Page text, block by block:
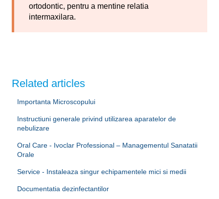
ortodontic, pentru a mentine relatia
intermaxilara.
Related articles
Importanta Microscopului
Instructiuni generale privind utilizarea aparatelor de
nebulizare
Oral Care - Ivoclar Professional – Managementul Sanatatii
Orale
Service - Instaleaza singur echipamentele mici si medii
Documentatia dezinfectantilor